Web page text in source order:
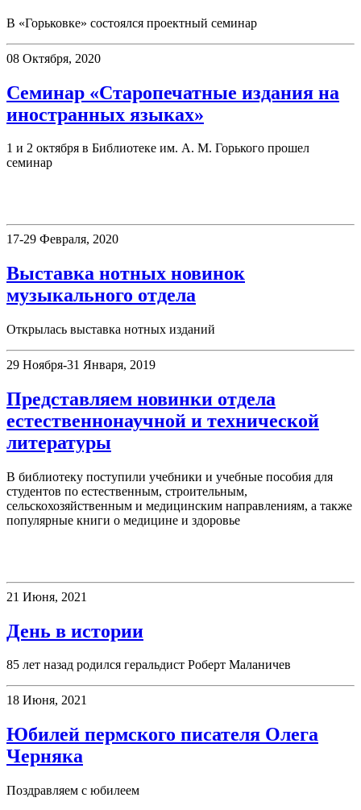
В «Горьковке» состоялся проектный семинар
08 Октября, 2020
Семинар «Старопечатные издания на
иностранных языках»
1 и 2 октября в Библиотеке им. А. М. Горького прошел
семинар
17-29 Февраля, 2020
Выставка нотных новинок
музыкального отдела
Открылась выставка нотных изданий
29 Ноября-31 Января, 2019
Представляем новинки отдела
естественнонаучной и технической
литературы
В библиотеку поступили учебники и учебные пособия для
студентов по естественным, строительным,
сельскохозяйственным и медицинским направлениям, а также
популярные книги о медицине и здоровье
21 Июня, 2021
День в истории
85 лет назад родился геральдист Роберт Маланичев
18 Июня, 2021
Юбилей пермского писателя Олега
Черняка
Поздравляем с юбилеем